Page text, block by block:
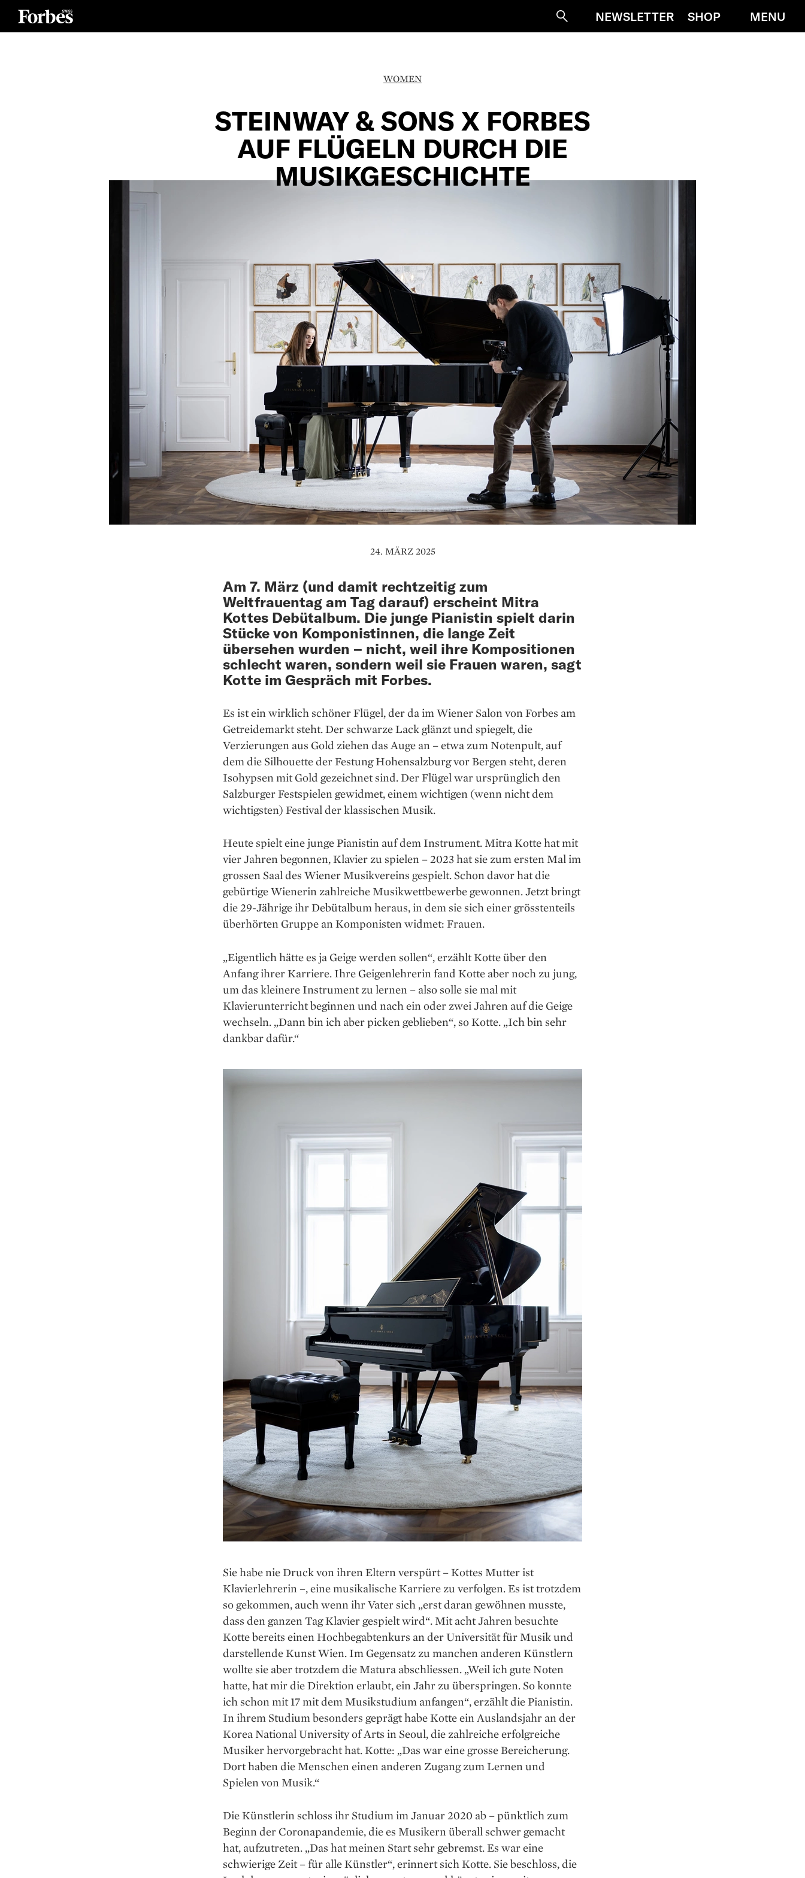
SucheNEWSLETTER SHOP MENU
WOMEN
STEINWAY & SONS X FORBES
AUF FLÜGELN DURCH DIE
MUSIKGESCHICHTE
24. MÄRZ 2025
Am 7. März (und damit rechtzeitig zum
Weltfrauentag am Tag darauf) erscheint Mitra
Kottes Debütalbum. Die junge Pianistin spielt darin
Stücke von Komponistinnen, die lange Zeit
übersehen wurden – nicht, weil ihre Kompositionen
schlecht waren, sondern weil sie Frauen waren, sagt
Kotte im Gespräch mit Forbes.
Es ist ein wirklich schöner Flügel, der da im ­Wiener Salon von Forbes am
Getreidemarkt steht. Der schwarze Lack glänzt und spiegelt, die
Verzierungen aus Gold ziehen das Auge an – etwa zum Notenpult, auf
dem die Silhouette der Festung Hohensalzburg vor Bergen steht, ­deren
Isohypsen mit Gold gezeichnet sind. Der Flügel war ursprünglich den
Salzburger Festspielen ge­widmet, einem wichtigen (wenn nicht dem
wich­tigsten) Festival der klassischen Musik.
Heute spielt eine junge Pianistin auf dem Instrument. Mitra Kotte hat mit
vier Jahren begonnen, Klavier zu spielen – 2023 hat sie zum ersten Mal im
grossen Saal des Wiener Musikvereins gespielt. Schon ­davor hat die
gebürtige Wienerin zahlreiche Musikwettbewerbe gewonnen. Jetzt bringt
die 29-Jährige ihr Debütalbum heraus, in dem sie sich einer grösstenteils
überhörten Gruppe an Komponisten widmet: Frauen.
„Eigentlich hätte es ja Geige werden sollen“, erzählt Kotte über den
Anfang ihrer Karriere. Ihre Geigenlehrerin fand Kotte aber noch zu jung,
um das kleinere Instrument zu lernen – also solle sie mal mit
Klavierunterricht beginnen und nach ein oder zwei Jahren auf die Geige
wechseln. „Dann bin ich aber picken geblieben“, so Kotte. „Ich bin sehr
dankbar dafür.“
Sie habe nie Druck von ihren Eltern verspürt – Kottes Mutter ist
Klavierlehrerin –, eine musikalische Karriere zu verfolgen. Es ist trotzdem
so gekommen, auch wenn ihr Vater sich „erst daran gewöhnen musste,
dass den ganzen Tag Klavier gespielt wird“. Mit acht Jahren besuchte
Kotte bereits einen Hochbegabtenkurs an der Universität für Musik und
darstellende Kunst Wien. Im Gegensatz zu manchen anderen Künstlern
wollte sie aber trotzdem die Matura abschliessen. „Weil ich gute Noten
hatte, hat mir die Direktion erlaubt, ein Jahr zu überspringen. So konnte
ich schon mit 17 mit dem Musikstudium anfangen“, erzählt die Pianistin.
In ihrem Studium besonders geprägt habe Kotte ein Auslandsjahr an der
Korea National University of Arts in Seoul, die zahlreiche erfolgreiche
Musiker hervorgebracht hat. Kotte: „Das war eine grosse Bereicherung.
Dort haben die Menschen einen anderen Zugang zum Lernen und
Spielen von Musik.“
Die Künstlerin schloss ihr Studium im ­Januar 2020 ab – pünktlich zum
Beginn der ­Coronapandemie, die es Musikern überall schwer gemacht
hat, aufzutreten. „Das hat meinen Start sehr gebremst. Es war eine
schwierige Zeit – für alle Künstler“, erinnert sich Kotte. Sie beschloss, die